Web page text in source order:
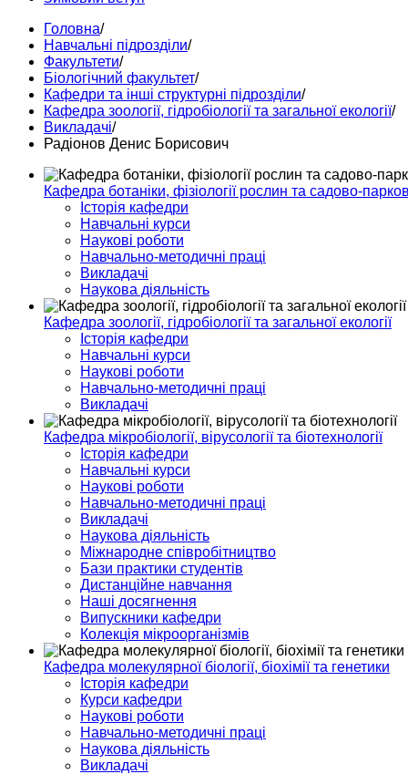
Головна/
Навчальні підрозділи/
Факультети/
Біологічний факультет/
Кафедри та інші структурні підрозділи/
Кафедра зоології, гідробіології та загальної екології/
Викладачі/
Радіонов Денис Борисович
Кафедра ботаніки, фізіології рослин та садово-
Історія кафедри
Навчальні курси
Наукові роботи
Навчально-методичні праці
Викладачі
Наукова діяльність
Кафедра зоології, гідробіології та загальної екології
Історія кафедри
Навчальні курси
Наукові роботи
Навчально-методичні праці
Викладачі
Кафедра мікробіології, вірусології та біотехнології
Історія кафедри
Навчальні курси
Наукові роботи
Навчально-методичні праці
Викладачі
Наукова діяльність
Міжнародне співробітництво
Бази практики студентів
Дистанційне навчання
Наші досягнення
Випускники кафедри
Колекція мікроорганізмів
Кафедра молекулярної біології, біохімії та генетики
Історія кафедри
Курси кафедри
Наукові роботи
Навчально-методичні праці
Наукова діяльність
Викладачі